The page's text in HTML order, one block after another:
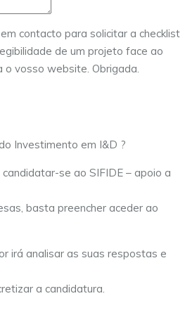
contacto para solicitar a checklist
de um projeto face ao
o vosso website. Obrigada.
Investimento em I&D ?
se ao SIFIDE – apoio a
basta preencher aceder ao
irá analisar as suas respostas e
a candidatura.